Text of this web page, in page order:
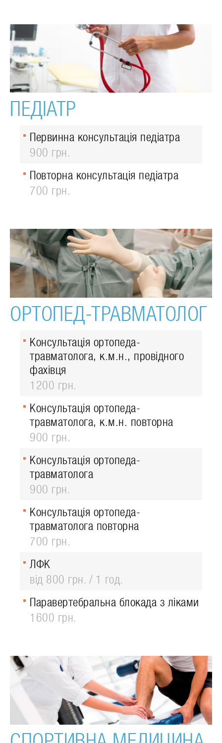
ПЕДІАТР
Первинна консультація педіатра
900 грн.
Повторна консультація педіатра
700 грн.
ОРТОПЕД-ТРАВМАТОЛОГ
Консультація ортопеда-
травматолога, к.м.н., провідного
фахівця
1200 грн.
Консультація ортопеда-
травматолога, к.м.н. повторна
900 грн.
Консультація ортопеда-
травматолога
900 грн.
Консультація ортопеда-
травматолога повторна
700 грн.
ЛФК
від 800 грн.
1 год.
Паравертебральна блокада з ліками
1600 грн.